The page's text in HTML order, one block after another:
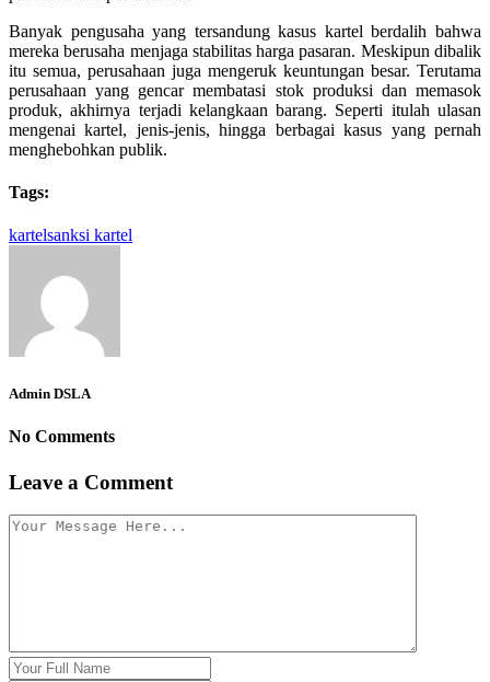
Banyak pengusaha yang tersandung kasus kartel berdalih bahwa
mereka berusaha menjaga stabilitas harga pasaran. Meskipun dibalik
itu semua, perusahaan juga mengeruk keuntungan besar. Terutama
perusahaan yang gencar membatasi stok produksi dan memasok
produk, akhirnya terjadi kelangkaan barang. Seperti itulah ulasan
mengenai kartel, jenis-jenis, hingga berbagai kasus yang pernah
menghebohkan publik.
Tags:
kartelsanksi kartel
Admin DSLA
No Comments
Leave a Comment